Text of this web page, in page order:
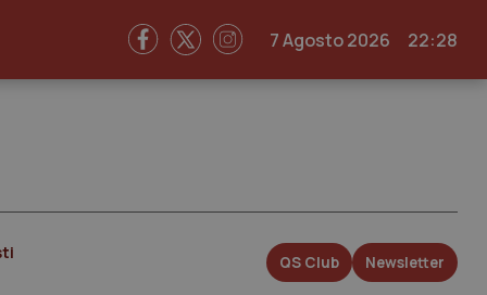
7 Agosto 2026 22:28
QS Club Newsletter